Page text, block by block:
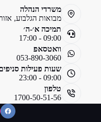
משרדי הנהלה
מבואות הגלבוע,
תמיכה א׳-ה׳
09:00 - 17:00
וואטסאפ
053-890-3060
שעות פעילות
09:00 - 23:00
טלפון
1700-50-51-56